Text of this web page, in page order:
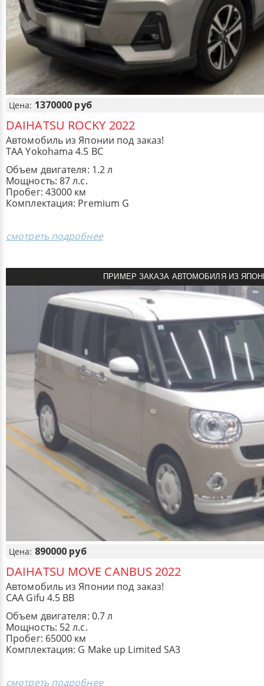
Цена: 1370000 руб
DAIHATSU ROCKY 2022
Автомобиль из Японии под заказ!
TAA Yokohama 4.5 BC
Объем двигателя: 1.2 л
Мощность: 87 л.с.
Пробег: 43000 км
Комплектация: Premium G
смотреть подробнее
ПРИМЕР ЗАКАЗА АВТОМОБИЛЯ ИЗ
Цена: 890000 руб
DAIHATSU MOVE CANBUS 2022
Автомобиль из Японии под заказ!
CAA Gifu 4.5 BB
Объем двигателя: 0.7 л
Мощность: 52 л.с.
Пробег: 65000 км
Комплектация: G Make up Limited SA3
смотреть подробнее